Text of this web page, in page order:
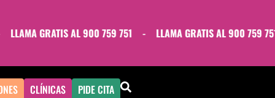
GRATIS AL 900 759 751 - LLAMA GRATIS AL 900 759 751
CLÍNICAS PIDE CITA